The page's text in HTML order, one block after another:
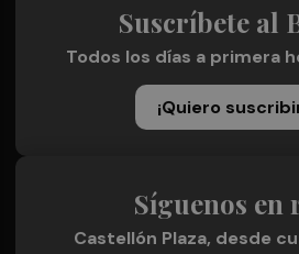
Suscríbete al
Todos los días a primera
¡Quiero
Síguenos en
Castellón Plaza, desde